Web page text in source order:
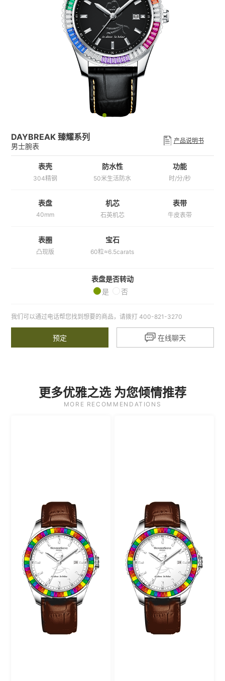
产品说明书
DAYBREAK 臻耀系列
男士腕表
表壳
304精钢
防水性
50米生活防水
功能
时/分/秒
表盘
40mm
机芯
石英机芯
表带
牛皮表带
表圈
凸现版
宝石
60粒≈6.5carats
表盘是否转动
是
否
我们可以通过电话帮您找到想要的商品，请拨打 400-821-3270
预定  在线聊天
更多优雅之选 为您倾情推荐
MORE RECOMMENDATIONS